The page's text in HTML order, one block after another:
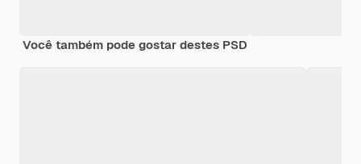
Você também pode gostar destes PSD